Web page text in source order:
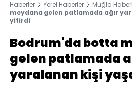
Haberler Yerel Haberler Muğla
meydana gelen patlamada ağır
yitirdi
Bodrum'da botta
gelen patlamada
yaralanan kişi